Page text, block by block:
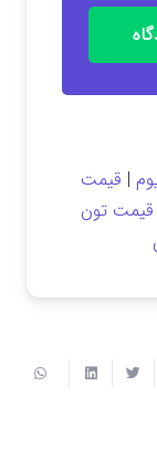
| قیمت
قیمت تون